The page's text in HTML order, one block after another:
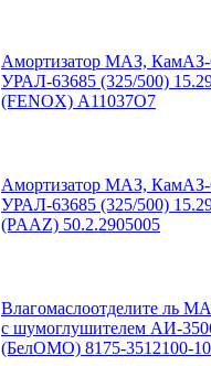
Амортизатор МАЗ, КамАЗ-
УРАЛ-63685 (325/500)
(FENOX) A11037O7
Амортизатор МАЗ, КамАЗ-
УРАЛ-63685 (325/500)
(PAAZ) 50.2.2905005
Влагомаслоотделите ль
с шумоглушителем АИ-
(БелОМО) 8175-3512100-10